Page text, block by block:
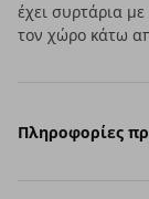
έχει συρτάρια
τον χώρο κάτω
Πληροφορίες